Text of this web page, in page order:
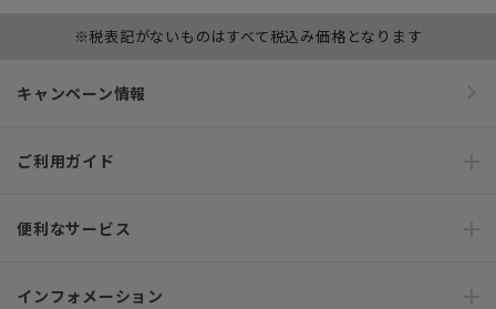
※税表記がないものはすべて税込み価格となります
キャンペーン情報
ご利用ガイド
便利なサービス
インフォメーション